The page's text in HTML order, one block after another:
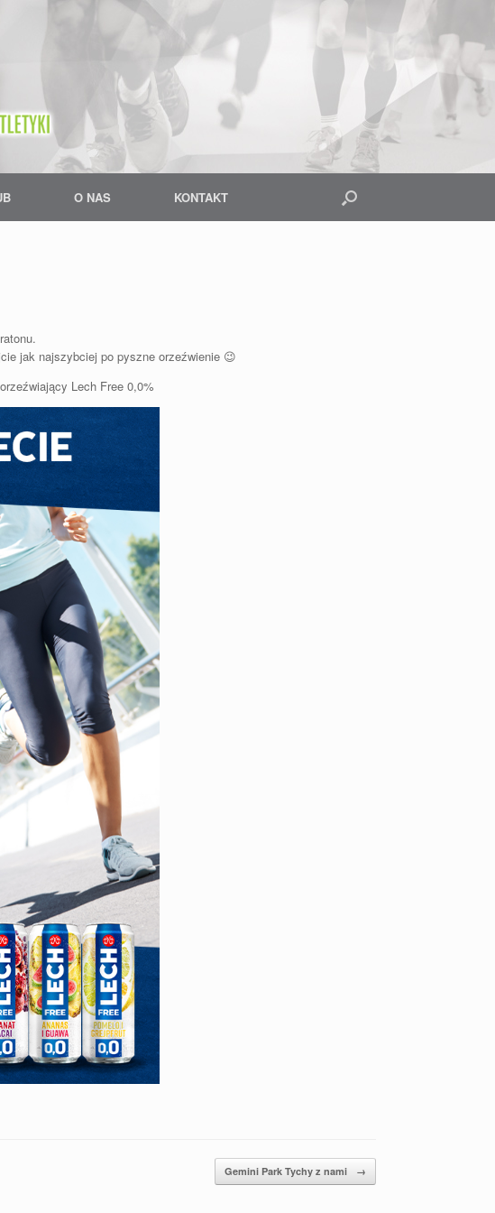
O NAS KONTAKT
jak najszybciej po pyszne orzeźwienie 😉
Lech Free 0,0%
Gemini Park Tychy z nami →